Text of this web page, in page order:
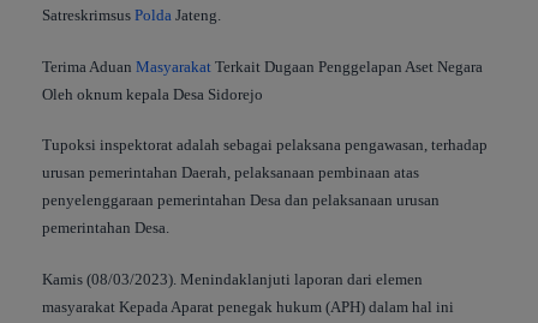
Satreskrimsus Polda Jateng.
Terima Aduan Masyarakat Terkait Dugaan Penggelapan Aset Negara
Oleh oknum kepala Desa Sidorejo
Tupoksi inspektorat adalah sebagai pelaksana pengawasan, terhadap
urusan pemerintahan Daerah, pelaksanaan pembinaan atas
penyelenggaraan pemerintahan Desa dan pelaksanaan urusan
pemerintahan Desa.
Kamis (08/03/2023). Menindaklanjuti laporan dari elemen
masyarakat Kepada Aparat penegak hukum (APH) dalam hal ini